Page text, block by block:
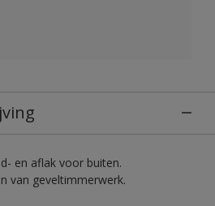
en aflak voor buiten.
van geveltimmerwerk.